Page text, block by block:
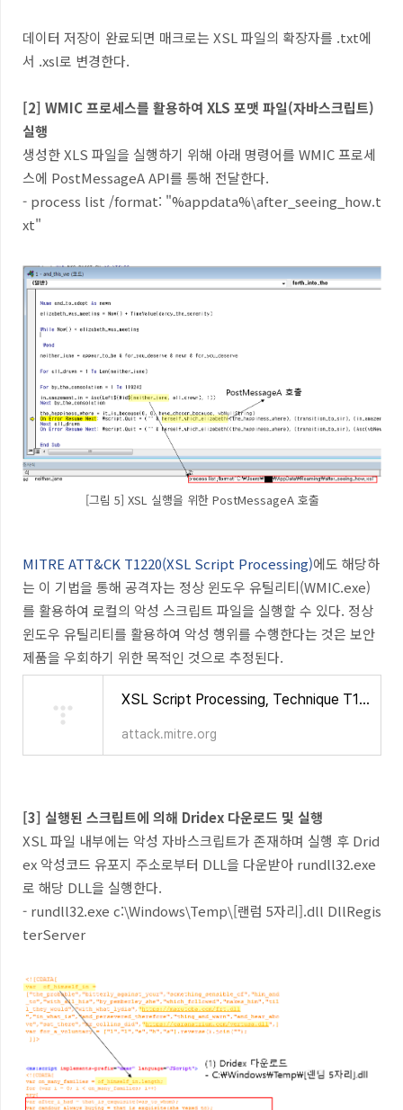
데이터 저장이 완료되면 매크로는 XSL 파일의 확장자를 .txt에
서 .xsl로 변경한다.
[2] WMIC 프로세스를 활용하여 XLS 포맷 파일(자바스크립트)
실행
생성한 XLS 파일을 실행하기 위해 아래 명령어를 WMIC 프로세
스에 PostMessageA API를 통해 전달한다.
- process list /format: "%appdata%\after_seeing_how.t
xt"
[그림 5] XSL 실행을 위한 PostMessageA 호출
MITRE ATT&CK T1220(XSL Script Processing)에도 해당하
는 이 기법을 통해 공격자는 정상 윈도우 유틸리티(WMIC.exe)
를 활용하여 로컬의 악성 스크립트 파일을 실행할 수 있다. 정상
윈도우 유틸리티를 활용하여 악성 행위를 수행한다는 것은 보안
제품을 우회하기 위한 목적인 것으로 추정된다.
XSL Script Processing, Technique T1220 - Enterprise | MITRE ATT&CK®
attack.mitre.org
[3] 실행된 스크립트에 의해 Dridex 다운로드 및 실행
XSL 파일 내부에는 악성 자바스크립트가 존재하며 실행 후 Drid
ex 악성코드 유포지 주소로부터 DLL을 다운받아 rundll32.exe
로 해당 DLL을 실행한다.
- rundll32.exe c:\Windows\Temp\[랜럼 5자리].dll DllRegis
terServer